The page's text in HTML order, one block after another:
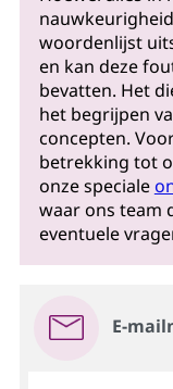
woordenlijst
en kan deze
bevatten. Het
het begrijpen
concepten.
betrekking tot
onze speciale
waar ons team
eventuele
E-